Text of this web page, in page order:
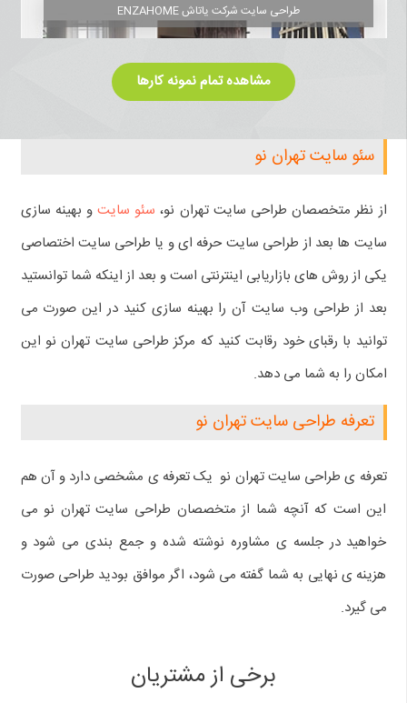
طراحی سایت شرکت یاتاش ENZAHOME
مشاهده تمام نمونه کارها
سئو سایت تهران نو
از نظر متخصصان طراحی سایت تهران نو، سئو سایتو بهینه سازی
سایت ها بعد از طراحی سایت حرفه ای و یا طراحی سایت اختصاصی
یکی از روش های بازاریابی اینترنتی است و بعد از اینکه شما توانستید
بعد از طراحی وب سایت آن را بهینه سازی کنید در این صورت می
توانید با رقبای خود رقابت کنید که مرکز طراحی سایت تهران نو این
امکان را به شما می دهد.
تعرفه طراحی سایت تهران نو
تعرفه ی طراحی سایت تهران نو یک تعرفه ی مشخصی دارد و آن هم
این است که آنچه شما از متخصصان طراحی سایت تهران نو می
خواهید در جلسه ی مشاوره نوشته شده و جمع بندی می شود و
هزینه ی نهایی به شما گفته می شود، اگر موافق بودید طراحی صورت
می گیرد.
برخی از مشتریان